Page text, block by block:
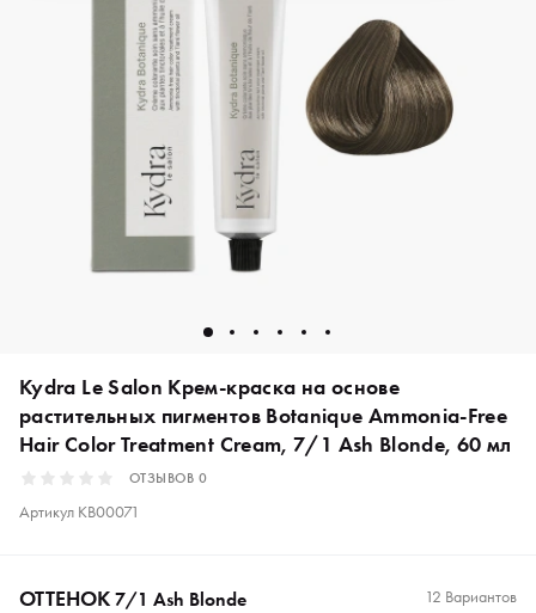
Kydra Le Salon Крем-краска на основе
растительных пигментов Botanique Ammonia-Free
Hair Color Treatment Cream, 7/1 Ash Blonde, 60 мл
ОТЗЫВОВ 0
Артикул KB00071
ОТТЕНОК7/1 Ash Blonde 12 Вариантов